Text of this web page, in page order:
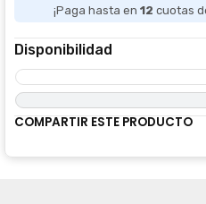
¡Paga hasta en 12 cuotas
Disponibilidad
COMPARTIR ESTE PRODUCTO